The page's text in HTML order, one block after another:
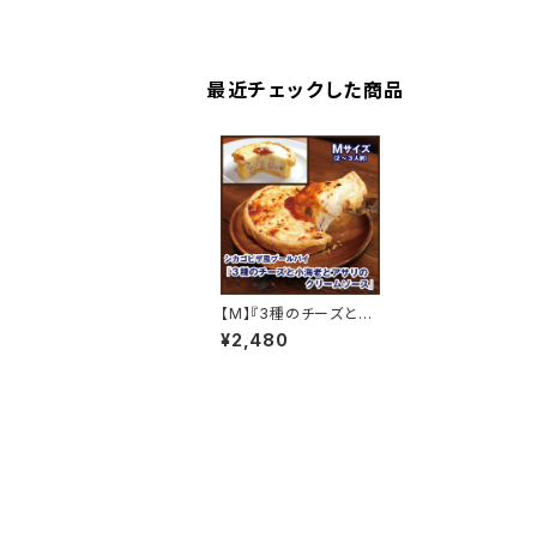
最近チェックした商品
【M】『3種のチーズと小
海老とアサリのクリーム
ソース』シカゴピザ風プ
¥2,480